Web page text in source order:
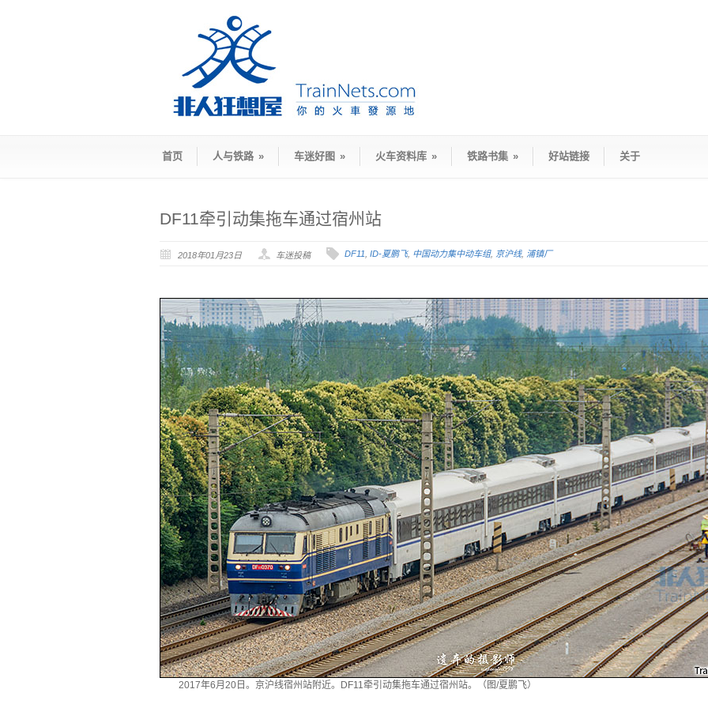
首页 人与铁路 » 车迷好图 » 火车资料库 » 铁路书集 » 好站链接 关于
DF11牵引动集拖车通过宿州站
2018年01月23日 车迷投稿 DF11 ID-夏鹏飞, 中国动力集中动车组, 京沪线, 浦镇厂
2017年6月20日。京沪线宿州站附近。DF11牵引动集拖车通过宿州站。（图/夏鹏飞）